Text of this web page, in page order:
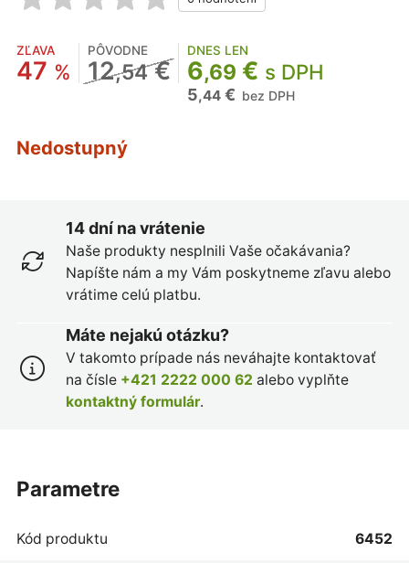
ZĽAVA
47 %
PÔVODNE
12,54€
DNES LEN
6,69 € s DPH
5,44€ bez DPH
Nedostupný
14 dní na vrátenie
Naše produkty nesplnili Vaše očakávania?
Napíšte nám a my Vám poskytneme zľavu alebo
vrátime celú platbu.
Máte nejakú otázku?
V takomto prípade nás neváhajte kontaktovať
na čísle +421 2222 000 62 alebo vyplňte
kontaktný formulár.
parametre
Kód produktu 6452